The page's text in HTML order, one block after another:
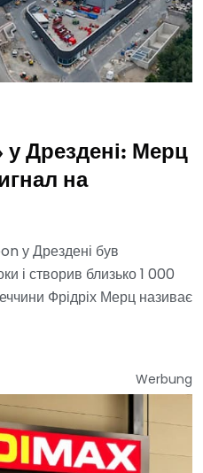
у Дрездені: Мерц
на
у Дрездені був
і створив близько 1 000
Фрідріх Мерц називає
Werbung